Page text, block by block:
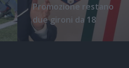
Promozione restano
due gironi da 18